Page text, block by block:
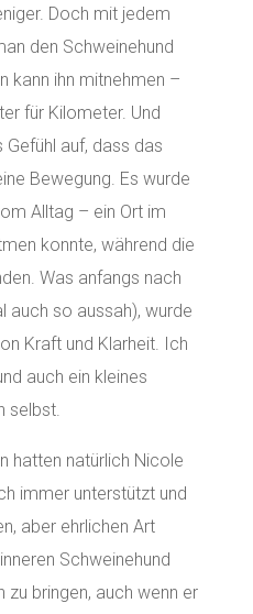
Doch mit jedem
den Schweinehund
kann ihn mitnehmen –
für Kilometer. Und
auf, dass das
Bewegung. Es wurde
Alltag – ein Ort im
konnte, während die
Was anfangs nach
auch so aussah), wurde
Kraft und Klarheit. Ich
auch ein kleines
selbst.
hatten natürlich Nicole
immer unterstützt und
aber ehrlichen Art
Schweinehund
zu bringen, auch wenn er